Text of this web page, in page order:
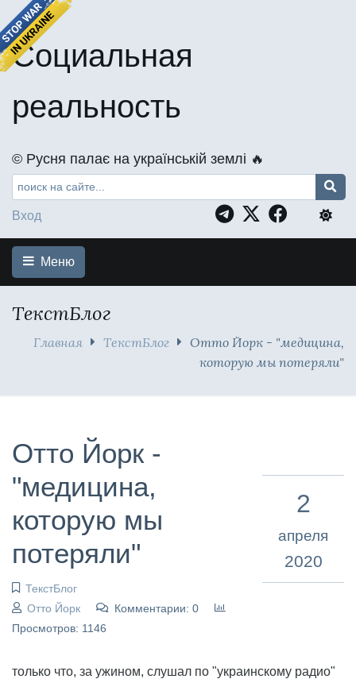
Социальная
реальность
©️ Русня палає на українській землі 🔥
Вход
Меню
ТекстБлог
Главная ТекстБлог
Отто Йорк - "медицина,
которую мы потеряли"
Отто Йорк -
"медицина,
которую мы
потеряли"
ТекстБлог
Отто Йорк
Комментарии: 0
Просмотров: 1146
2
апреля
2020
только что, за ужином, слушал по "украинскому радио"